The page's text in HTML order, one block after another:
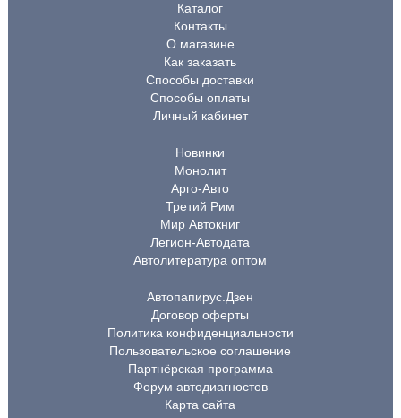
Каталог
Контакты
О магазине
Как заказать
Способы доставки
Способы оплаты
Личный кабинет
Новинки
Монолит
Арго-Авто
Третий Рим
Мир Автокниг
Легион-Автодата
Автолитература оптом
Автопапирус.Дзен
Договор оферты
Политика конфиденциальности
Пользовательское соглашение
Партнёрская программа
Форум автодиагностов
Карта сайта